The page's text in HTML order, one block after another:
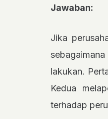
Jawaban:
Jika
lakukan.
Kedua
terhadap